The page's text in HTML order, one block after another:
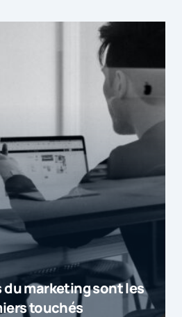
du marketing sont les
touchés